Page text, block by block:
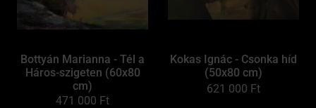
Bottyán Marianna - Tél a
Háros-szigeten (60x80
cm)
471 000 Ft
Kokas Ignác - Csonka híd
(50x80 cm)
621 000 Ft